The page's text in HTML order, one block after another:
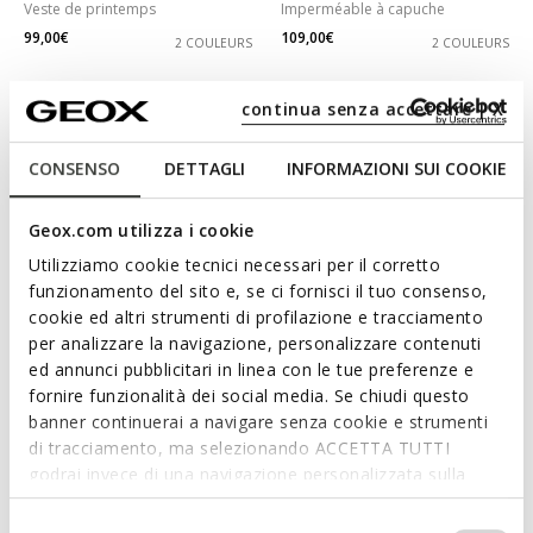
CONSENSO DETTAGLI INFORMAZIONI SUI COOKIE
Geox.com utilizza i cookie
Utilizziamo cookie tecnici necessari per il corretto
funzionamento del sito e, se ci fornisci il tuo consenso,
cookie ed altri strumenti di profilazione e tracciamento
per analizzare la navigazione, personalizzare contenuti
ed annunci pubblicitari in linea con le tue preferenze e
fornire funzionalità dei social media. Se chiudi questo
banner continuerai a navigare senza cookie e strumenti
di tracciamento, ma selezionando ACCETTA TUTTI
godrai invece di una navigazione personalizzata sulla
base dei tuoi gusti ed interessi. Selezionando
IMPOSTAZIONI potrai anche scegliere quali cookies ed
continua senza accettare | X
Veste de printemps
99,00€
2 COULEURS
Imperméable à capuche
109,00€
2 COULEURS
DERNIERS PRIX D'ÉTÉ
NAILEEN FEMME
Veste oversize
129,00€
2 COULEURS
DERNIERS PRIX D'ÉTÉ
SPHERICA FEMME
Imperméable à capuche
109,00€
2 COULEURS